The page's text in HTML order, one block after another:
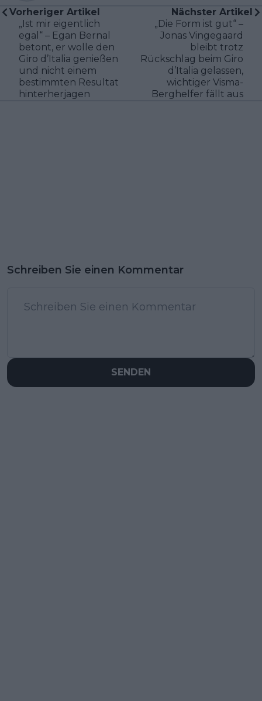
Vorheriger Artikel
„Ist mir eigentlich
egal“ – Egan Bernal
betont, er wolle den
Giro d’Italia genießen
und nicht einem
bestimmten Resultat
hinterherjagen
Nächster Artikel
„Die Form ist gut“ –
Jonas Vingegaard
bleibt trotz
Rückschlag beim Giro
d’Italia gelassen,
wichtiger Visma-
Berghelfer fällt aus
Schreiben Sie einen Kommentar
SENDEN